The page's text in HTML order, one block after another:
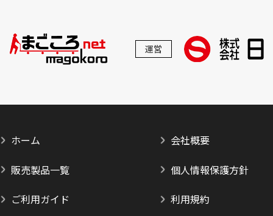
運営
ホーム
販売製品一覧
ご利用ガイド
会社概要
個人情報保護方針
利用規約